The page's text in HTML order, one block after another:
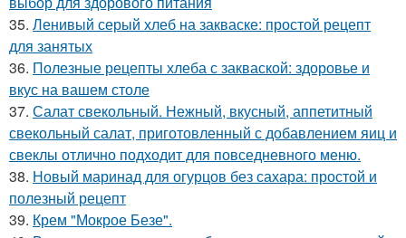
35. Ленивый серый хлеб на закваске: простой рецепт
для занятых
36. Полезные рецепты хлеба с закваской: здоровье и
вкус на вашем столе
37. Салат свекольный. Нежный, вкусный, аппетитный
свекольный салат, приготовленный с добавлением яиц и
свеклы отлично подходит для повседневного меню.
38. Новый маринад для огурцов без сахара: простой и
полезный рецепт
39. Крем "Мокрое Безе".